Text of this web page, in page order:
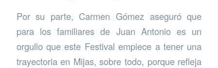
Por su parte, Carmen Gómez aseguró que
para los familiares de Juan Antonio es un
orgullo que este Festival empiece a tener una
trayectoria en Mijas, sobre todo, porque refleja